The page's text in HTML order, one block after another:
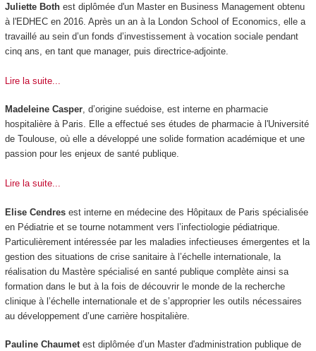
Juliette Bothest diplômée d'un Master en Business Management obtenu
à l'EDHEC en 2016. Après un an à la London School of Economics, elle a
travaillé au sein d’un fonds d’investissement à vocation sociale pendant
cinq ans, en tant que manager, puis directrice-adjointe.
Lire la suite...
Madeleine Casper, d’origine suédoise, est interne en pharmacie
hospitalière à Paris. Elle a effectué ses études de pharmacie à l'Université
de Toulouse, où elle a développé une solide formation académique et une
passion pour les enjeux de santé publique.
Lire la suite...
Elise Cendresest interne en médecine des Hôpitaux de Paris spécialisée
en Pédiatrie et se tourne notamment vers l’infectiologie pédiatrique.
Particulièrement intéressée par les maladies infectieuses émergentes et la
gestion des situations de crise sanitaire à l’échelle internationale, la
réalisation du Mastère spécialisé en santé publique complète ainsi sa
formation dans le but à la fois de découvrir le monde de la recherche
clinique à l’échelle internationale et de s’approprier les outils nécessaires
au développement d’une carrière hospitalière.
Pauline Chaumetest diplômée d’un Master d'administration publique de